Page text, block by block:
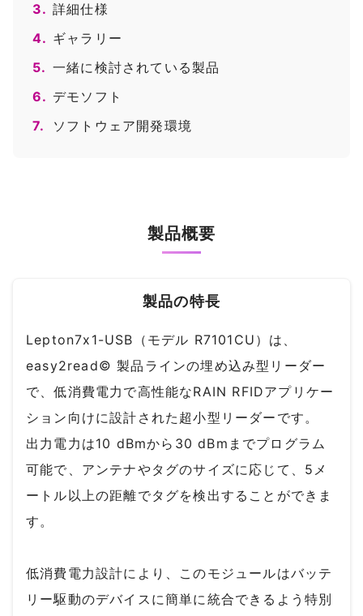
3. 詳細仕様
4. ギャラリー
5. 一緒に検討されている製品
6. デモソフト
7.
ソフトウェア開発環境
製品概要
製品の特長
Lepton7x1-USB（モデル R7101CU）は、
easy2read© 製品ラインの埋め込み型リーダー
で、低消費電力で高性能なRAIN RFIDアプリケー
ション向けに設計された超小型リーダーです。
出力電力は10 dBmから30 dBmまでプログラム
可能で、アンテナやタグのサイズに応じて、5メ
ートル以上の距離でタグを検出することができま
す。
低消費電力設計により、このモジュールはバッテ
リー駆動のデバイスに簡単に統合できるよう特別